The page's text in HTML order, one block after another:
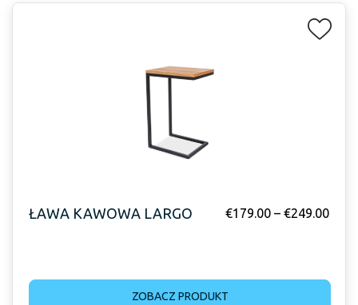
ŁAWA KAWOWA LARGO €179.00 – €249.00
ZOBACZ PRODUKT